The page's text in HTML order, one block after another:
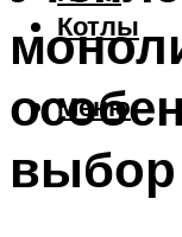
Котлы
Меню
выбор